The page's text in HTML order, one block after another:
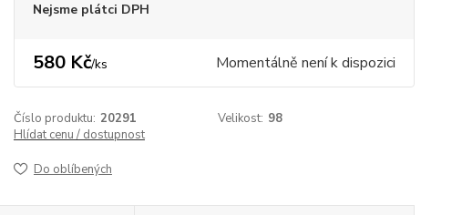
Nejsme plátci DPH
580 Kč/ks Momentálně není k dispozici
Číslo produktu: 20291 Velikost: 98
Hlídat cenu / dostupnost
Do oblíbených